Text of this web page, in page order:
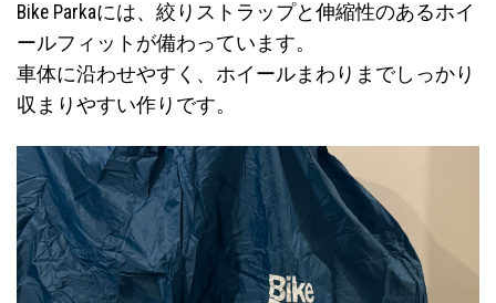
Bike Parkaには、絞りストラップと伸縮性のあるホイ
ールフィットが備わっています。
車体に沿わせやすく、ホイールまわりまでしっかり
収まりやすい作りです。